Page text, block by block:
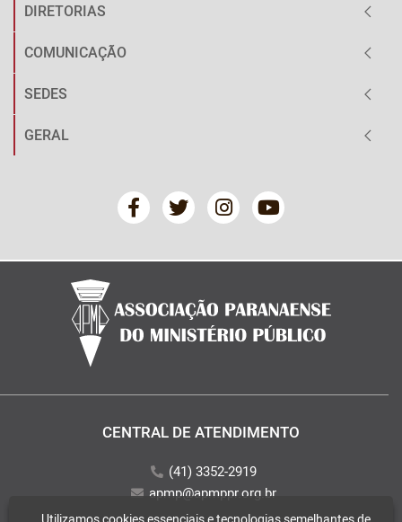
DIRETORIAS
COMUNICAÇÃO
SEDES
GERAL
CENTRAL DE ATENDIMENTO
(41) 3352-2919
apmp@apmppr.org.br